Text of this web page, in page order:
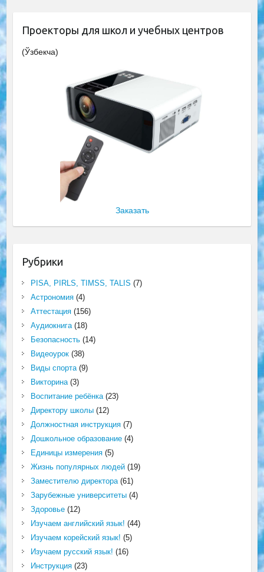
Проекторы для школ и учебных центров
(Ўзбекча)
Заказать
Рубрики
PISA, PIRLS, TIMSS, TALIS (7)
Астрономия(4)
Аттестация(156)
Аудиокнига(18)
Безопасность(14)
Видеоурок(38)
Виды спорта(9)
Викторина(3)
Воспитание ребёнка(23)
Директору школы(12)
Должностная инструкция(7)
Дошкольное образование(4)
Единицы измерения(5)
Жизнь популярных людей(19)
Заместителю директора(61)
Зарубежные университеты(4)
Здоровье(12)
Изучаем английский язык! (44)
Изучаем корейский язык! (5)
Изучаем русский язык! (16)
Инструкция(23)